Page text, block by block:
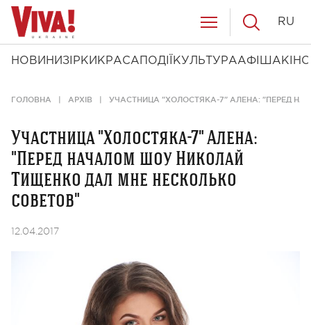
НОВИНИ ЗІРКИ КРАСА ПОДІЇ КУЛЬТУРААФІША КІНО
RU
ГОЛОВНА АРХІВ УЧАСТНИЦА "ХОЛОСТЯКА-7" АЛЕНА: "ПЕРЕД
Участница "Холостяка-7" Алена:
"Перед началом шоу Николай
Тищенко дал мне несколько
советов"
12.04.2017